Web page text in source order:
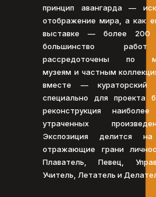
принцип авангарда —
отображение мира, а как
выставке — более 200
большинство
рассредоточены по
музеям и частным
вместе — кураторский
специально для проекта
реконструкция
утраченных
Экспозиция делится
отражающие грани
Плаватель, Певец,
Учитель, Летатель и